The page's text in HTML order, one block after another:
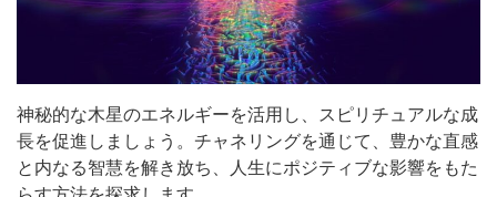
神秘的な木星のエネルギーを活用し、スピリチュアルな成
長を促進しましょう。チャネリングを通じて、豊かな直感
と内なる智慧を解き放ち、人生にポジティブな影響をもた